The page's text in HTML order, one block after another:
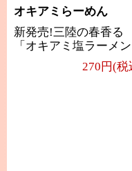
オキアミらーめん
新発売!三陸の春香る
「オキアミ塩ラーメン
270円(税